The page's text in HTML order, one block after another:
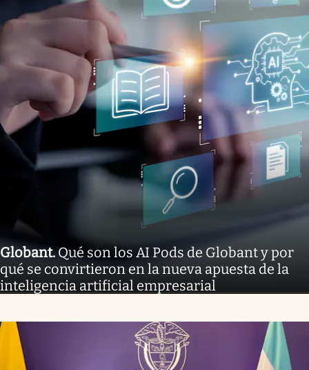
Globant.Qué son los AI Pods de Globant y por
qué se convirtieron en la nueva apuesta de la
inteligencia artificial empresarial